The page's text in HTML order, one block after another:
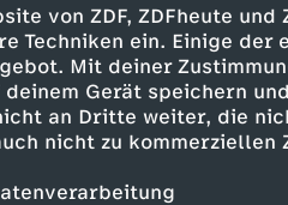
von ZDF, ZDFheute
Techniken ein. Einige der
Mit deiner
Gerät speichern
an Dritte weiter, die
nicht zu kommerziellen
dass das
Schüler*innen und
körperlichen Arbeit